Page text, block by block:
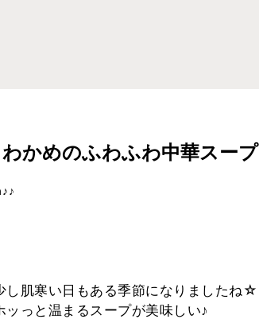
かめのふわふわ中華スープ
し肌寒い日もある季節になりましたね☆
ッっと温まるスープが美味しい♪